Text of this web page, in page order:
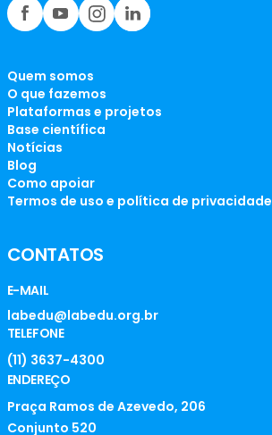
Quem somos
O que fazemos
Plataformas e projetos
Base científica
Notícias
Blog
Como apoiar
Termos de uso e política de privacidade
CONTATOS
E-MAIL
labedu@labedu.org.br
TELEFONE
(11) 3637-4300
ENDEREÇO
Praça Ramos de Azevedo, 206
Conjunto 520